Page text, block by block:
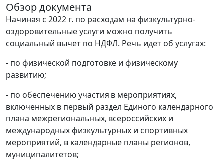
Обзор документа
Начиная с 2022 г. по расходам на физкультурно-
оздоровительные услуги можно получить
социальный вычет по НДФЛ. Речь идет об услугах:
- по физической подготовке и физическому
развитию;
- по обеспечению участия в мероприятиях,
включенных в первый раздел Единого календарного
плана межрегиональных, всероссийских и
международных физкультурных и спортивных
мероприятий, в календарные планы регионов,
муниципалитетов;